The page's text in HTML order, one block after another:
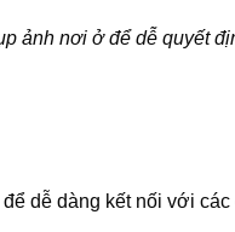
ảnh nơi ở để dễ quyết
để dễ dàng kết nối với các